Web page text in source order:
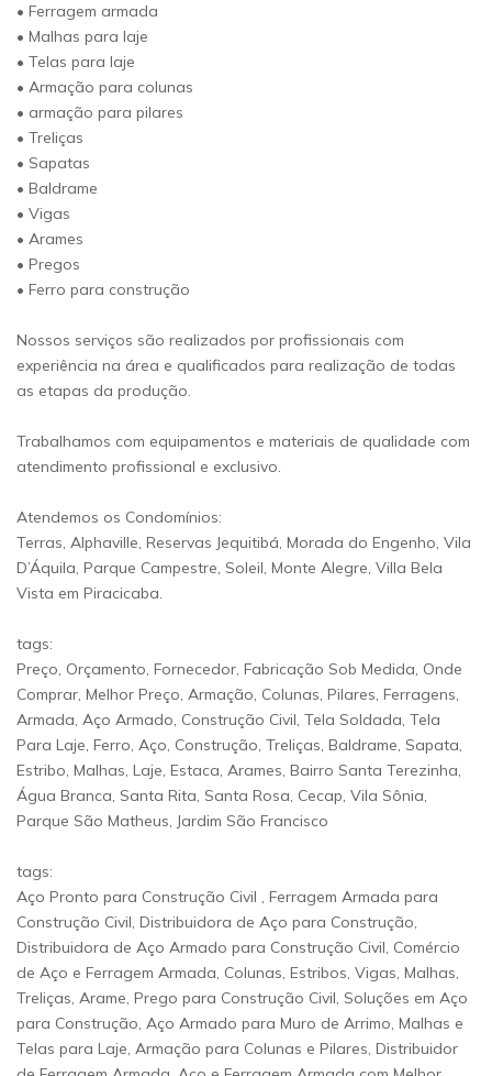
• Ferragem armada
• Malhas para laje
• Telas para laje
• Armação para colunas
• armação para pilares
• Treliças
• Sapatas
• Baldrame
• Vigas
• Arames
• Pregos
• Ferro para construção
Nossos serviços são realizados por profissionais com
experiência na área e qualificados para realização de todas
as etapas da produção.
Trabalhamos com equipamentos e materiais de qualidade com
atendimento profissional e exclusivo.
Atendemos os Condomínios:
Terras, Alphaville, Reservas Jequitibá, Morada do Engenho, Vila
D’Áquila, Parque Campestre, Soleil, Monte Alegre, Villa Bela
Vista em Piracicaba.
tags:
Preço, Orçamento, Fornecedor, Fabricação Sob Medida, Onde
Comprar, Melhor Preço, Armação, Colunas, Pilares, Ferragens,
Armada, Aço Armado, Construção Civil, Tela Soldada, Tela
Para Laje, Ferro, Aço, Construção, Treliças, Baldrame, Sapata,
Estribo, Malhas, Laje, Estaca, Arames, Bairro Santa Terezinha,
Água Branca, Santa Rita, Santa Rosa, Cecap, Vila Sônia,
Parque São Matheus, Jardim São Francisco
tags:
Aço Pronto para Construção Civil , Ferragem Armada para
Construção Civil, Distribuidora de Aço para Construção,
Distribuidora de Aço Armado para Construção Civil, Comércio
de Aço e Ferragem Armada, Colunas, Estribos, Vigas, Malhas,
Treliças, Arame, Prego para Construção Civil, Soluções em Aço
para Construção, Aço Armado para Muro de Arrimo, Malhas e
Telas para Laje, Armação para Colunas e Pilares, Distribuidor